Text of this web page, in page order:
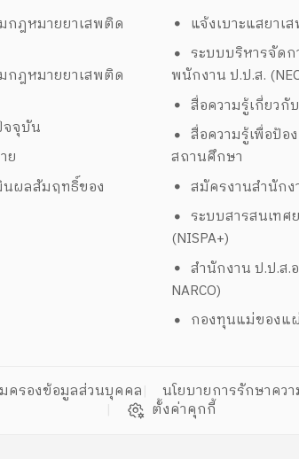
กฎหมายยาเสพติด
กฎหมายยาเสพติด
จุบัน
ย
นผลสัมฤทธิ์ของ
แจ้งเบาะแสยาเ
ระบบบริหารจัดก
พนักงาน ป.ป.ส.
สื่อความรู้เกี่ยวกั
สื่อความรู้เพื่อป้
สถานศึกษา
สมัครงานสำนักง
ระบบสารสนเทศ
(NISPA+)
สำนักงาน ป.ป.ส.
NARCO)
กองทุนแม่ของแ
ครองข้อมูลส่วนบุคคล นโยบายการรักษาคว
ตั้งค่าคุกกี้